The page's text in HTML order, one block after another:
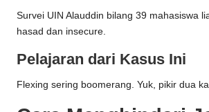
Survei UIN Alauddin bilang 39 mahasiswa
hasad dan insecure.
Pelajaran dari Kasus Ini
Flexing sering boomerang. Yuk, pikir dua